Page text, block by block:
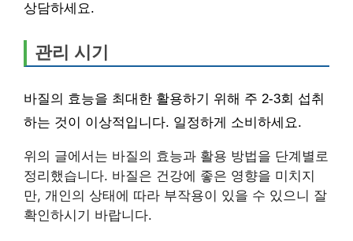
상담하세요.
관리 시기
바질의 효능을 최대한 활용하기 위해 주 2-3회 섭취
하는 것이 이상적입니다. 일정하게 소비하세요.
위의 글에서는 바질의 효능과 활용 방법을 단계별로
정리했습니다. 바질은 건강에 좋은 영향을 미치지
만, 개인의 상태에 따라 부작용이 있을 수 있으니 잘
확인하시기 바랍니다.